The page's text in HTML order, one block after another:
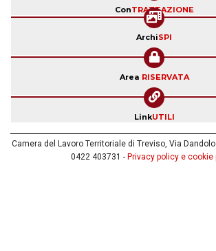
ConTRATTAZIONE
ArchiSPI
Area RISERVATA
LinkUTILI
Camera del Lavoro Territoriale di Treviso, Via
0422 403731 - Privacy policy e cookie